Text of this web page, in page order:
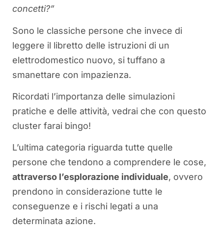
concetti?”
Sono le classiche persone che invece di
leggere il libretto delle istruzioni di un
elettrodomestico nuovo, si tuffano a
smanettare con impazienza.
Ricordati l’importanza delle simulazioni
pratiche e delle attività, vedrai che con questo
cluster farai bingo!
L’ultima categoria riguarda tutte quelle
persone che tendono a comprendere le cose,
attraverso l’esplorazione individuale, ovvero
prendono in considerazione tutte le
conseguenze e i rischi legati a una
determinata azione.